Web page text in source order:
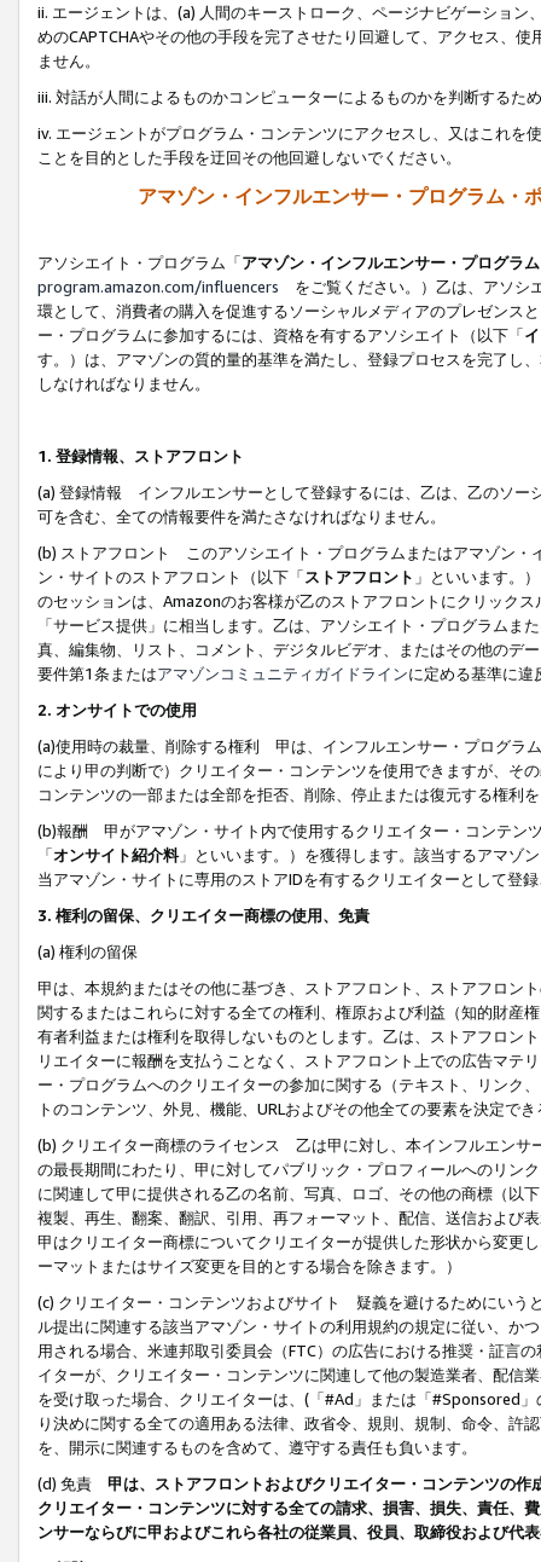
ii. エージェントは、(a) 人間のキーストローク、ページナビゲーショ
めのCAPTCHAやその他の手段を完了させたり回避して、アクセス、
ません。
iii. 対話が人間によるものかコンピューターによるものかを判断するた
iv. エージェントがプログラム・コンテンツにアクセスし、又はこれ
ことを目的とした手段を迂回その他回避しないでください。
アマゾン・インフルエンサー・プログラム・
アソシエイト・プログラム「アマゾン・インフルエンサー・プログラム
program.amazon.com/influencers をご覧ください。）乙は、アソシ
環として、消費者の購入を促進するソーシャルメディアのプレゼンス
ー・プログラムに参加するには、資格を有するアソシエイト（以下「
す。）は、アマゾンの質的量的基準を満たし、登録プロセスを完了し、
しなければなりません。
1. 登録情報、ストアフロント
(a) 登録情報 インフルエンサーとして登録するには、乙は、乙のソー
可を含む、全ての情報要件を満たさなければなりません。
(b) ストアフロント このアソシエイト・プログラムまたはアマゾン・
ン・サイトのストアフロント（以下「ストアフロント 」といいます。
のセッションは、Amazonのお客様が乙のストアフロントにクリック
「サービス提供」に相当します。乙は、アソシエイト・プログラム
真、編集物、リスト、コメント、デジタルビデオ、またはその他のデ
要件第1条またはアマゾンコミュニティガイドラインに定める基準に違
2. オンサイトでの使用
(a)使用時の裁量、削除する権利 甲は、インフルエンサー・プログラ
により甲の判断で）クリエイター・コンテンツを使用できますが、そ
コンテンツの一部または全部を拒否、削除、停止または復元する権利
(b)報酬 甲がアマゾン・サイト内で使用するクリエイター・コンテン
「オンサイト紹介料」といいます。）を獲得します。該当するアマゾ
当アマゾン・サイトに専用のストアIDを有するクリエイターとして登
3. 権利の留保、クリエイター商標の使用、免責
(a) 権利の留保
甲は、本規約またはその他に基づき、ストアフロント、ストアフロン
関するまたはこれらに対する全ての権利、権原および利益（知的財産
有者利益または権利を取得しないものとします。乙は、ストアフロン
リエイターに報酬を支払うことなく、ストアフロント上での広告マテ
ー・プログラムへのクリエイターの参加に関する（テキスト、リンク
トのコンテンツ、外見、機能、URLおよびその他全ての要素を決定で
(b) クリエイター商標のライセンス 乙は甲に対し、本インフルエンサ
の最長期間にわたり、甲に対してパブリック・プロフィールへのリン
に関連して甲に提供される乙の名前、写真、ロゴ、その他の商標（以
複製、再生、翻案、翻訳、引用、再フォーマット、配信、送信および
甲はクリエイター商標についてクリエイターが提供した形状から変更
ーマットまたはサイズ変更を目的とする場合を除きます。）
(c) クリエイター・コンテンツおよびサイト 疑義を避けるためにいう
ル提出に関連する該当アマゾン・サイトの利用規約の規定に従い、か
用される場合、米連邦取引委員会（FTC）の広告における推奨・証言
イターが、クリエイター・コンテンツに関連して他の製造業者、配信
を受け取った場合、クリエイターは、(「#Ad」または「#Sponsored
り決めに関する全ての適用ある法律、政省令、規則、規制、命令、許
を、開示に関連するものを含めて、遵守する責任も負います。
(d) 免責 甲は、ストアフロントおよびクリエイター・コンテンツの
クリエイター・コンテンツに対する全ての請求、損害、損失、責任、
ンサーならびに甲およびこれら各社の従業員、役員、取締役および代